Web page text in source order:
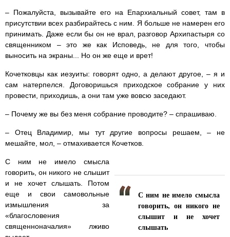
– Пожалуйста, вызывайте его на Епархиальный совет, там в
присутствии всех разбирайтесь с ним. Я больше не намерен его
принимать. Даже если бы он не врал, разговор Архипастыря со
священником – это же как Исповедь, не для того, чтобы
выносить на экраны... Но он же еще и врет!
Кочетковцы как иезуиты: говорят одно, а делают другое, – я и
сам натерпелся. Договоришься приходское собрание у них
провести, приходишь, а они там уже вовсю заседают.
– Почему же вы без меня собрание проводите? – спрашиваю.
– Отец Владимир, мы тут другие вопросы решаем, – не
мешайте, мол, – отмахивается Кочетков.
С ним не имело смысла
говорить, он никого не
слышит и не хочет
слышать
С ним не имело смысла
говорить, он никого не слышит
и не хочет слышать. Потом
еще и свои самовольные
измышления за
«благословения
священноначалия» лживо